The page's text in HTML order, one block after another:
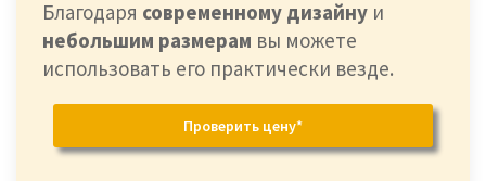
Благодаря современному дизайну и
небольшим размерам вы можете
использовать его практически везде.
Проверить цену*